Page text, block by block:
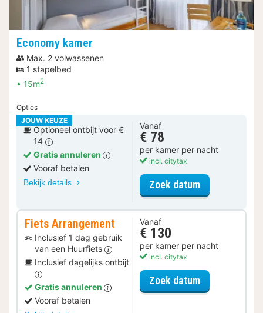
Economy kamer
Max. 2 volwassenen
1 stapelbed
15m2
Opties
JOUW KEUZE
Optioneel ontbijt voor €
14
Gratis annuleren
Vooraf betalen
Bekijk details
Vanaf
€ 78
per kamer per nacht
incl. citytax
Zoek datumvoor Economy
Fiets Arrangement
Inclusief 1 dag gebruik
van een Huurfiets
Inclusief dagelijks ontbijt
Gratis annuleren
Vooraf betalen
Vanaf
€ 130
per kamer per nacht
incl. citytax
Zoek datumvoor Fiets